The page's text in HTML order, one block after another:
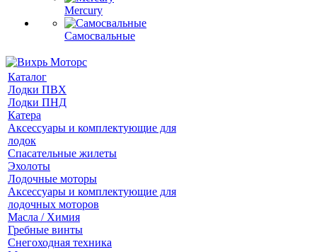
Mercury
Самосвальные
Каталог
Лодки ПВХ
Лодки ПНД
Катера
Аксессуары и комплектующие для
лодок
Спасательные жилеты
Эхолоты
Лодочные моторы
Аксессуары и комплектующие для
лодочных моторов
Масла / Химия
Гребные винты
Снегоходная техника